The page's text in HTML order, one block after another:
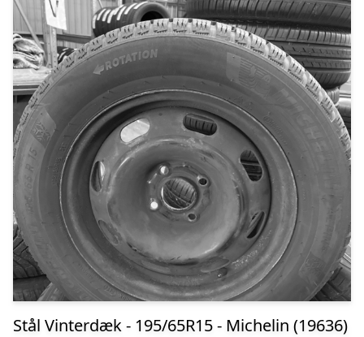
Stål Vinterdæk - 195/65R15 - Michelin (19636)